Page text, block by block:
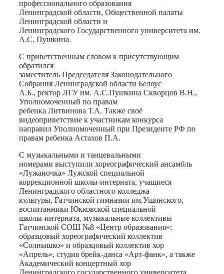
профессионального образования
Ленинградской области, Общественной палаты
Ленинградской области и
Ленинградского Государственного университета им.
А.С. Пушкина.
С приветственным словом к присутствующим
обратился
заместитель Председателя Законодательного
Собрания Ленинградской области Белоус
А.Б., ректор ЛГУ им. А.С.Пушкина Скворцов В.Н.,
Уполномоченный по правам
ребенка Литвинова Т.А. Также своё
видеоприветствие к участникам конкурса
направил Уполномоченный при Президенте РФ по
правам ребенка Астахов П.А.
С музыкальными и танцевальными
номерами выступили хореографический ансамбль
«Лужаночка» Лужской специальной
коррекционной школы-интерната, учащиеся
Ленинградского областного колледжа
культуры, Гатчинской гимназии им.Ушинского,
воспитанники Юкковской специальной
школы-интерната, музыкальные коллективы
Гатчинской СОШ №8 «Центр образования»:
образцовый хореографический коллектив
«Солнышко» и образцовый коллектив хор
«Апрель», студия брейк-данса «Арт-фанк», а также
Академический концертный хор